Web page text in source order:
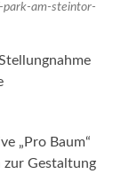
park-am-steintor-
„Pro Baum“
zur Gestaltung